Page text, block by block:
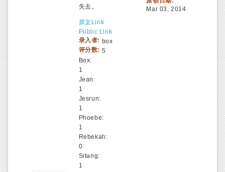
失去。
原文Link
Public Link
录入者: box
评分数: 5
Box:
1
Jean:
1
Jesrun:
1
Phoebe:
1
Rebekah:
0
Sitang:
1
Mar 03, 2014